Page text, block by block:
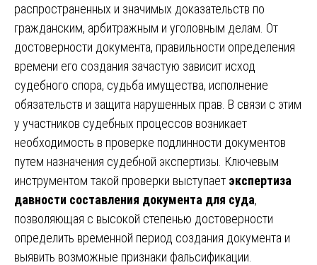
распространенных и значимых доказательств по
гражданским, арбитражным и уголовным делам. От
достоверности документа, правильности определения
времени его создания зачастую зависит исход
судебного спора, судьба имущества, исполнение
обязательств и защита нарушенных прав. В связи с этим
у участников судебных процессов возникает
необходимость в проверке подлинности документов
путем назначения судебной экспертизы. Ключевым
инструментом такой проверки выступает экспертиза
давности составления документа для суда,
позволяющая с высокой степенью достоверности
определить временной период создания документа и
выявить возможные признаки фальсификации.